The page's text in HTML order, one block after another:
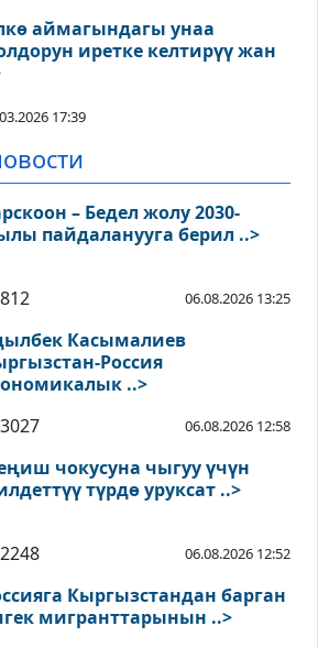
аймагындагы унаа
иретке келтирүү жан
17:39
– Бедел жолу 2030-
пайдаланууга берил ..>
812 06.08.2026 13:25
Касымалиев
Россия
экономикалык ..>
3027
06.08.2026 12:58
чокусуна чыгуу үчүн
милдеттүү түрдө уруксат ..>
2248 06.08.2026 12:52
Кыргызстандан барган
мигранттарынын ..>